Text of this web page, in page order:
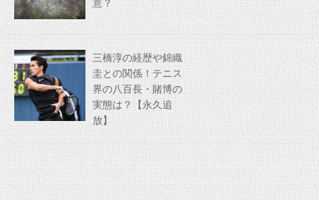
意？
三橋淳の経歴や錦織
圭との関係！テニス
界の八百長・賭博の
実態は？【永久追
放】